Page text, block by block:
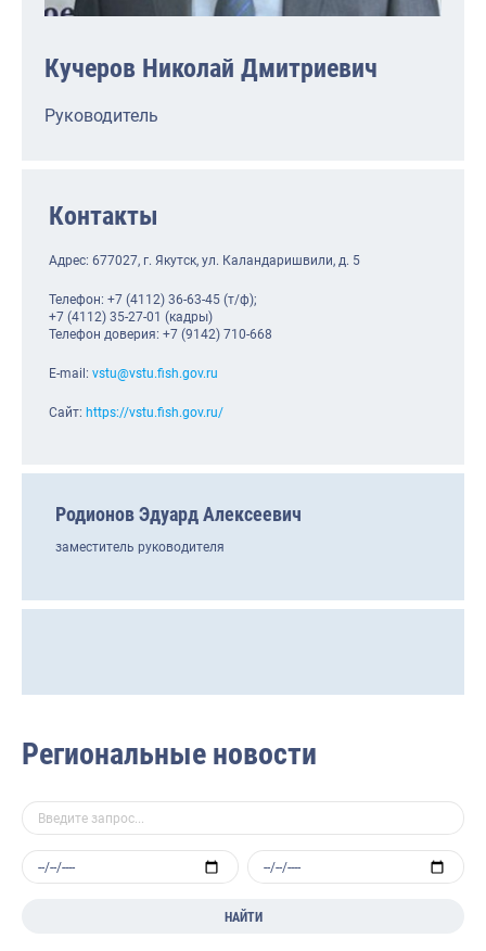
Кучеров Николай Дмитриевич
Руководитель
Контакты
Адрес: 677027, г. Якутск, ул. Каландаришвили, д. 5
Телефон: +7 (4112) 36-63-45 (т/ф);
+7 (4112) 35-27-01 (кадры)
Телефон доверия: +7 (9142) 710-668
E-mail: vstu@vstu.fish.gov.ru
Сайт: https://vstu.fish.gov.ru/
Родионов Эдуард Алексеевич
заместитель руководителя
Региональные новости
НАЙТИ